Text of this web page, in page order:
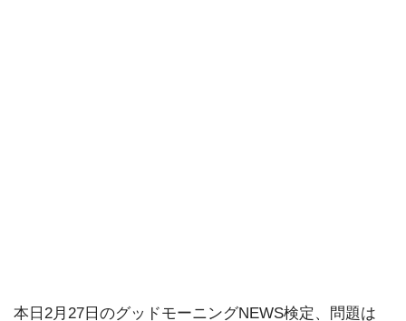
本日2月27日のグッドモーニングNEWS検定、問題は